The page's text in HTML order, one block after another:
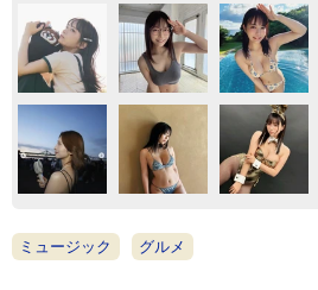
ミュージック グルメ